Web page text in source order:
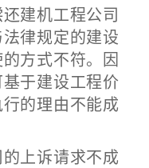
建机工程公司
律规定的建设
方式不符。因
于建设工程价
的理由不能成
上诉请求不成